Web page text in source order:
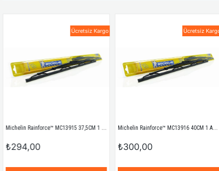
Michelin Rainforce™ MC13915 37,5CM 1 Adet Universal Telli Silecek
Ücretsiz Kargo
Michelin Rainforce™ MC13916 40CM 1 Adet Universal Telli Silecek
₺300,00
Ücretsiz Kargo